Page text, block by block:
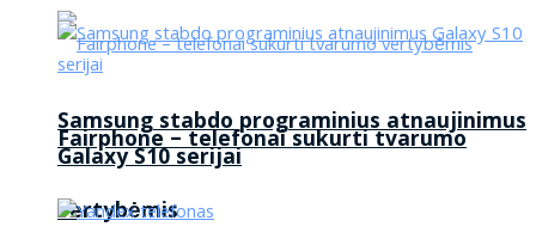
Fairphone – telefonai sukurti tvarumo
vertybėmis
Samsung stabdo programinius atnaujinimus
Galaxy S10 serijai